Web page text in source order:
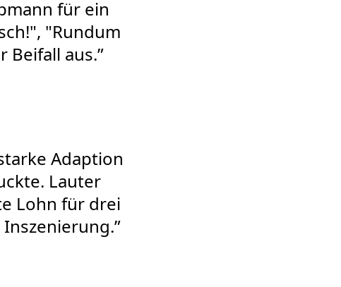
für ein
"Rundum
Beifall aus.”
Adaption
Lauter
Lohn für drei